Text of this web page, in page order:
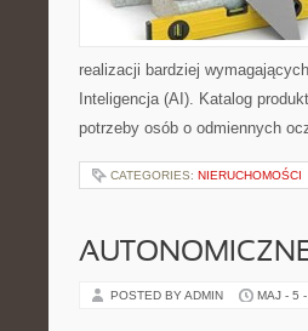
realizacji bardziej
Inteligencja (AI). Katalog
potrzeby osób o odmiennych
CATEGORIES: NIERUCHOMOŚCI
POSTED BY ADMIN MAJ - 5